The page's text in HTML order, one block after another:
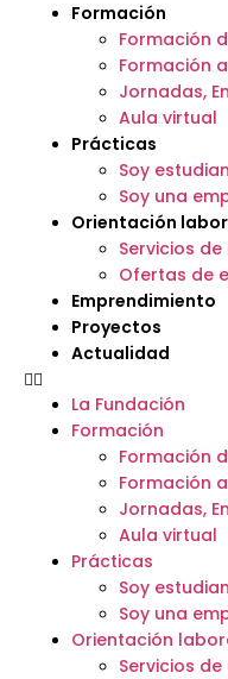
Formación
Formación
Formación
Jornadas,
Aula virtual
Prácticas
Soy
Soy una
Orientación
Servicios
Ofertas de
Emprendimiento
Proyectos
Actualidad
La Fundación
Formación
Formación
Formación
Jornadas,
Aula virtual
Prácticas
Soy
Soy una
Orientación
Servicios